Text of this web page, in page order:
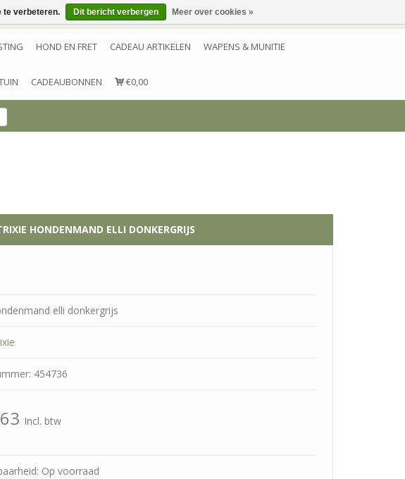
Inloggen Account aanmaken
HOND EN FRET CADEAU ARTIKELEN WAPENS & MUNITIE
CADEAUBONNEN €0,00
HONDENMAND ELLI DONKERGRIJS
elli donkergrijs
454736
Incl. btw
Op voorraad
te verbeteren. Dit bericht verbergen Meer over cookies »